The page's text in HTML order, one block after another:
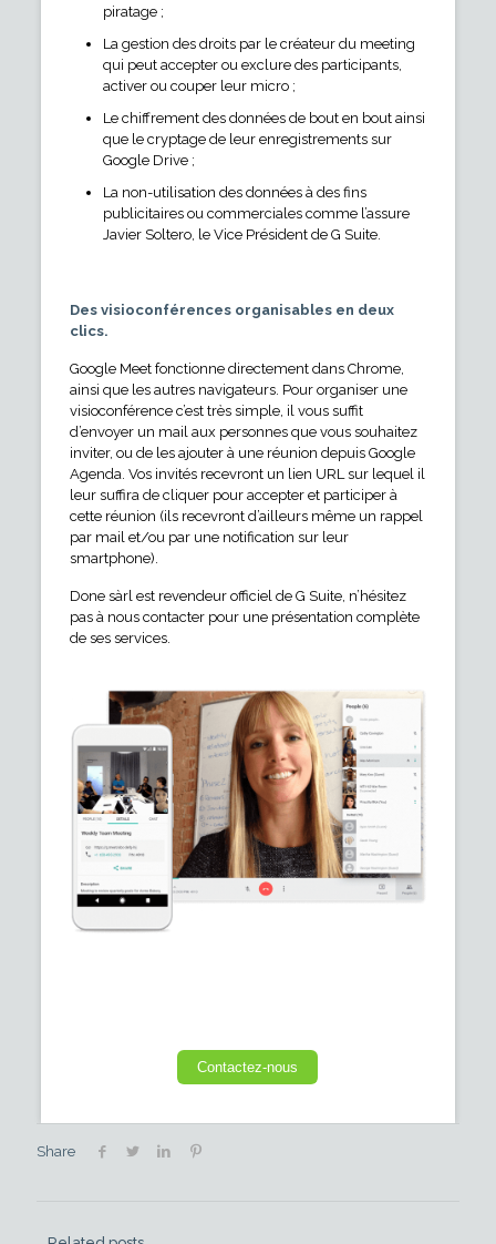
piratage ;
La gestion des droits par le créateur du meeting
qui peut accepter ou exclure des participants,
activer ou couper leur micro ;
Le chiffrement des données de bout en bout ainsi
que le cryptage de leur enregistrements sur
Google Drive ;
La non-utilisation des données à des fins
publicitaires ou commerciales comme l’assure
Javier Soltero, le Vice Président de G Suite.
Des visioconférences organisables en deux
clics.
Google Meet fonctionne directement dans Chrome,
ainsi que les autres navigateurs. Pour organiser une
visioconférence c’est très simple, il vous suffit
d’envoyer un mail aux personnes que vous souhaitez
inviter, ou de les ajouter à une réunion depuis Google
Agenda. Vos invités recevront un lien URL sur lequel il
leur suffira de cliquer pour accepter et participer à
cette réunion (ils recevront d’ailleurs même un rappel
par mail et/ou par une notification sur leur
smartphone).
Done sàrl est revendeur officiel de G Suite, n’hésitez
pas à nous contacter pour une présentation complète
de ses services.
Contactez-nous
Share